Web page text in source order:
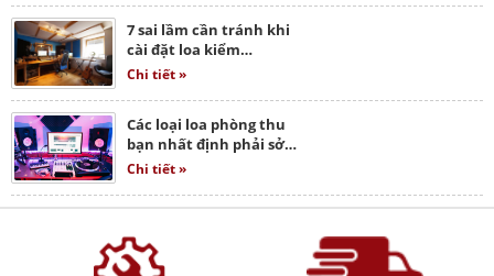
7 sai lầm cần tránh khi
cài đặt loa kiểm…
Chi tiết »
Các loại loa phòng thu
bạn nhất định phải sở…
Chi tiết »